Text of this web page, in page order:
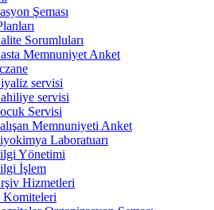
Şeması
Sorumluları
Memnuniyet Anket
servisi
servisi
Servisi
Memnuniyeti Anket
Laboratuarı
Yönetimi
İşlem
Hizmetleri
Komiteleri